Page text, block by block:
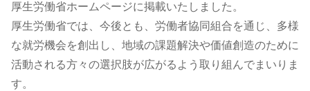
厚生労働省ホームページに掲載いたしました。
厚生労働省では、今後とも、労働者協同組合を通じ、多様
な就労機会を創出し、地域の課題解決や価値創造のために
活動される方々の選択肢が広がるよう取り組んでまいりま
す。